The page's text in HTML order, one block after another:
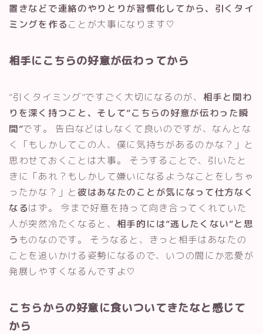
置きなどで連絡のやりとりが習慣化してから、引くタイ
ミングを作ることが大事になります♡
相手にこちらの好意が伝わってから
”引くタイミング”ですごく大切になるのが、 相手と関わ
りを深く持つこと、そして”こちらの好意が伝わった瞬
間”です。 告白などはしなくて良いのですが、なんとな
く「もしかしてこの人、僕に気持ちがあるのかな？」と
思わせておくことは大事。 そうすることで、引いたと
きに「あれ？もしかして嫌いになるようなことをしちゃ
ったかな？」と彼はあなたのことが気になって仕方なく
なるはず。 今まで好意を持って向き合ってくれていた
人が突然冷たくなると、 相手的には”逃したくない”と思
う ものなのです。 そうなると、きっと相手はあなたの
ことを追いかける姿勢になるので、いつの間にか恋愛が
発展しやすくなるんですよ♡
こちらからの好意に食いついてきたなと感じて
から